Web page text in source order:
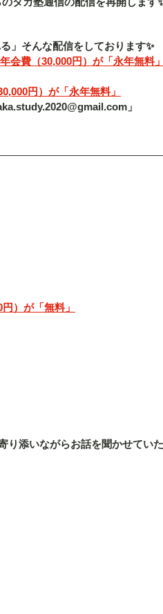
」そんな配信をしております✨
会費（30,000円）が「永年無料
円）が「永年無料」
」
）が「無料」
り添いながらお話を聞かせてい